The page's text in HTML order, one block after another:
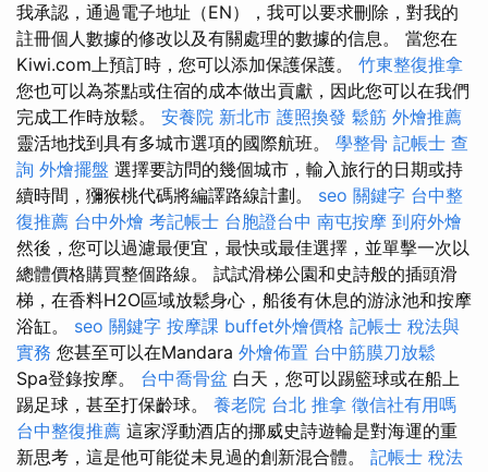
我承認，通過電子地址（EN），我可以要求刪除，對我的
註冊個人數據的修改以及有關處理的數據的信息。 當您在
Kiwi.com上預訂時，您可以添加保護保護。 竹東整復推拿
您也可以為茶點或住宿的成本做出貢獻，因此您可以在我們
完成工作時放鬆。 安養院 新北市 護照換發 鬆筋 外燴推薦
靈活地找到具有多城市選項的國際航班。 學整骨 記帳士 查
詢 外燴擺盤 選擇要訪問的幾個城市，輸入旅行的日期或持
續時間，獼猴桃代碼將編譯路線計劃。 seo 關鍵字 台中整
復推薦 台中外燴 考記帳士 台胞證台中 南屯按摩 到府外燴
然後，您可以過濾最便宜，最快或最佳選擇，並單擊一次以
總體價格購買整個路線。 試試滑梯公園和史詩般的插頭滑
梯，在香料H2O區域放鬆身心，船後有休息的游泳池和按摩
浴缸。 seo 關鍵字 按摩課 buffet外燴價格 記帳士 稅法與
實務 您甚至可以在Mandara 外燴佈置 台中筋膜刀放鬆
Spa登錄按摩。 台中喬骨盆 白天，您可以踢籃球或在船上
踢足球，甚至打保齡球。 養老院 台北 推拿 徵信社有用嗎
台中整復推薦 這家浮動酒店的挪威史詩遊輪是對海運的重
新思考，這是他可能從未見過的創新混合體。 記帳士 稅法